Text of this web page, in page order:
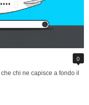
0
chi ne capisce a fondo il